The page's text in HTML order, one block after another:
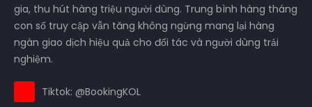
gia, thu hút hàng triệu người dùng. Trung bình hàng tháng
con số truy cập vẫn tăng không ngừng mang lại hàng
ngàn giao dịch hiệu quả cho đối tác và người dùng trải
nghiệm.
Tiktok: @BookingKOL